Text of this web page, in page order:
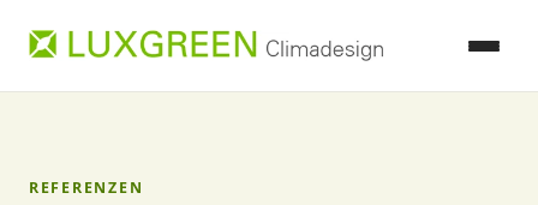
REFERENZEN